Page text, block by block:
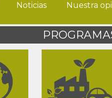
Noticias Nuestra